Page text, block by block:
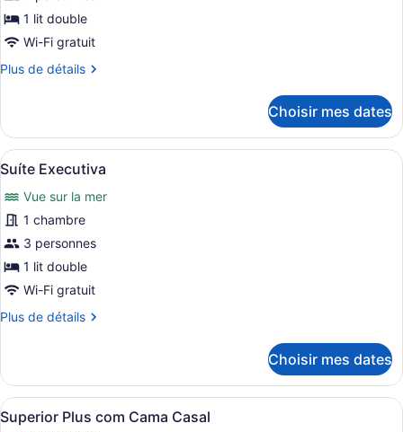
chambre :
Luxo
com
Cama
1 lit double
Wi-Fi gratuit
Plus de détails
Plus
Luxo
com
Cama
Choisir mes dates
Afficher
toutes
les
photos
pour
ce
type
chambre :
Une chambre d’hôtel avec un
4
Suíte Executiva
Vue sur la mer
1 chambre
3 personnes
1 lit double
Wi-Fi gratuit
Plus de détails
Plus
Suíte
Executiva
Choisir mes dates
Afficher
toutes
Une chambre d’hôtel moderne
5
Superior Plus com Cama Casal